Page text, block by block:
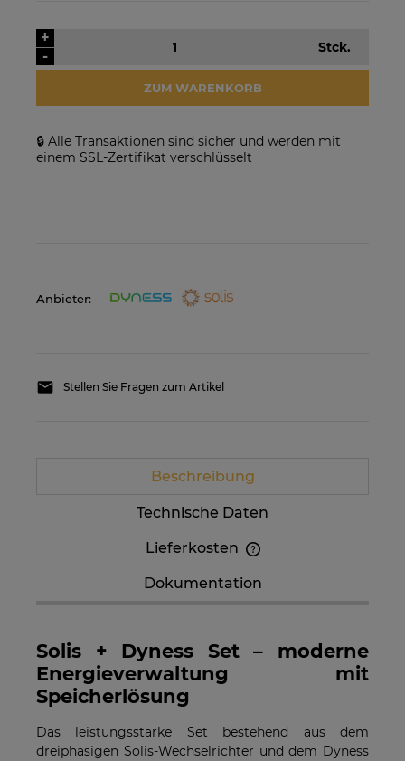
VERFÜGBARKEIT DER
ARTIKEL MELDEN
VERFÜGBARKEIT DER
ARTIKEL MELDEN
-
+
Stck.
ZUM WARENKORB
🔒 Alle Transaktionen sind sicher und werden mit
einem SSL-Zertifikat verschlüsselt
Anbieter:
Stellen Sie Fragen zum Artikel
Beschreibung
Technische Daten
Lieferkosten
enthalten. Die Versandkosten können höher
Dokumentation
Solis + Dyness Set – moderne
Energieverwaltung mit
Speicherlösung
Das leistungsstarke Set bestehend aus dem
dreiphasigen Solis-Wechselrichter und dem Dyness